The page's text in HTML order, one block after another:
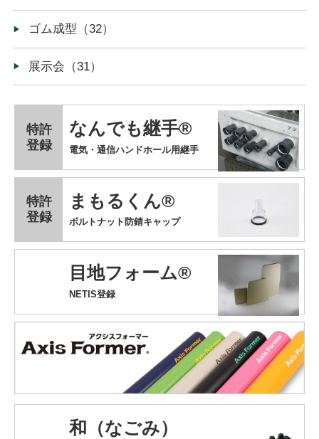
ゴム成型（32）
展示会（31）
なんでも継手®
特許
登録
電気・通信ハンドホール用継手
まもるくん®
特許
登録
ボルトナット防錆キャップ
目地フォーム®
NETIS登録
和（なごみ）